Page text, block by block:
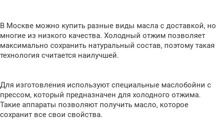
В Москве можно купить разные виды масла с доставкой, но
многие из низкого качества. Холодный отжим позволяет
максимально сохранить натуральный состав, поэтому такая
технология считается наилучшей.
Для изготовления используют специальные маслобойни с
прессом, который предназначен для холодного отжима.
Такие аппараты позволяют получить масло, которое
сохранит все свои свойства.